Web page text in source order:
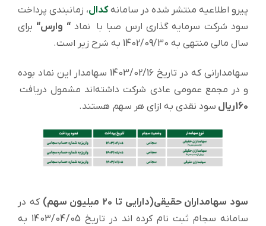
پیرو اطلاعیه منتشر شده در سامانه کدال، زمانبندی پرداخت
سود شركت سرمایه گذاری ارس صبا با نماد“ وارس“ برای
سال مالی منتهی به 1402/09/30 به شرح زیر است.
سهامدارانی که در تاریخ 1403/02/16 سهامدار این نماد بوده
و در مجمع عمومی عادی شرکت داشته‌اند مشمول دریافت
160ریال
سود نقدی به ازای هر سهم هستند.
سود سهامداران حقیقی(دارایی تا 20 میلیون سهم)
که در
سامانه سجام ثبت نام کرده اند در تاریخ 1403/04/05 به